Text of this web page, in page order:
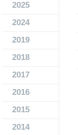
2025
2024
2019
2018
2017
2016
2015
2014